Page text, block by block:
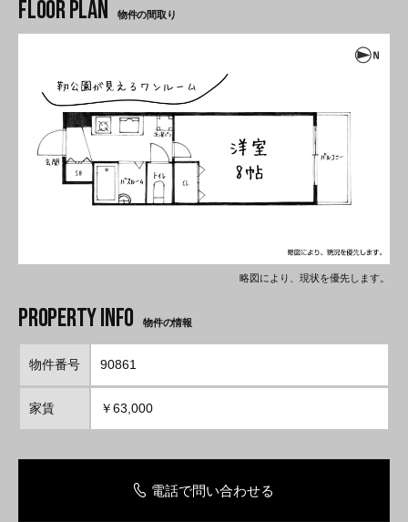
物件の間取り
略図により、現状を優先します。
物件の情報
物件番号 90861
家賃 ￥63,000
電話で問い合わせる